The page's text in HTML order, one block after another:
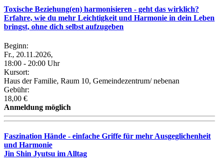
Toxische Beziehung(en) harmonisieren - geht das wirklich?
Erfahre, wie du mehr Leichtigkeit und Harmonie in dein Leben
bringst, ohne dich selbst aufzugeben
Beginn:
Fr., 20.11.2026,
18:00 - 20:00 Uhr
Kursort:
Haus der Familie, Raum 10, Gemeindezentrum/ nebenan
Gebühr:
18,00 €
Anmeldung möglich
Faszination Hände - einfache Griffe für mehr Ausgeglichenheit
und Harmonie
Jin Shin Jyutsu im Alltag